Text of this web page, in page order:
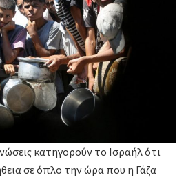
κατηγορούν το Ισραήλ ότι
σε όπλο την ώρα που η Γάζα